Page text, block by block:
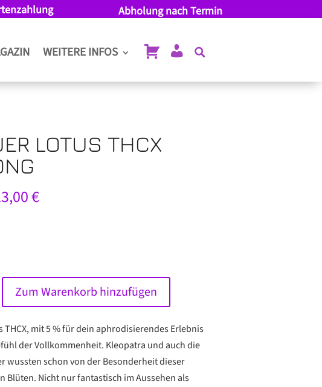
Abholung nach Termin
WEITERE INFOS
LOTUS THCX
€
Zum Warenkorb hinzufügen
THCX, mit 5 % für dein aphrodisierendes Erlebnis
der Vollkommenheit. Kleopatra und auch die
wussten schon von der Besonderheit dieser
Blüten. Nicht nur fantastisch im Aussehen als